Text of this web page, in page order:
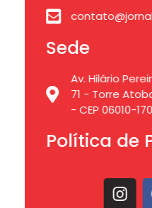
Sede
Av. Hilário
71 - Torre
- CEP 06010-170
Política de